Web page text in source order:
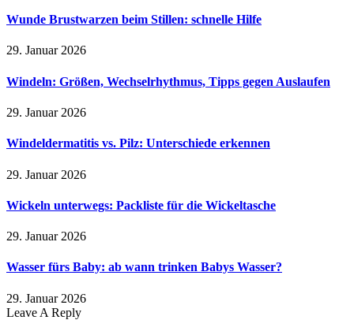
Wunde Brustwarzen beim Stillen: schnelle Hilfe
29. Januar 2026
Windeln: Größen, Wechselrhythmus, Tipps gegen Auslaufen
29. Januar 2026
Windeldermatitis vs. Pilz: Unterschiede erkennen
29. Januar 2026
Wickeln unterwegs: Packliste für die Wickeltasche
29. Januar 2026
Wasser fürs Baby: ab wann trinken Babys Wasser?
29. Januar 2026
Leave A Reply